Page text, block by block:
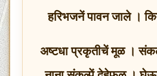
हरिभजनें पावन जाले ।
अष्टधा प्रकृतीचें मूळ ।